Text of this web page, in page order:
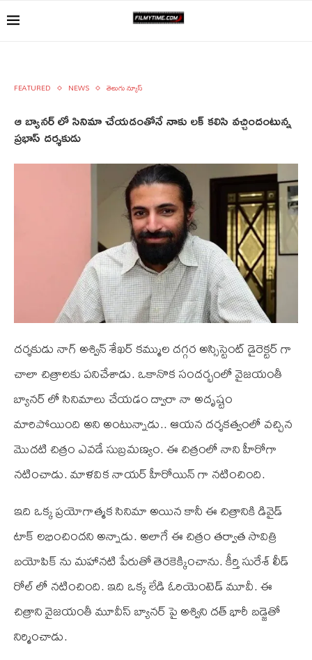
FEATURED NEWS తెలుగు న్యూస్
ఆ బ్యానర్ లో సినిమా చేయడంతోనే నాకు లక్ కలిసి వచ్చిందంటున్న
ప్రభాస్ దర్శకుడు
దర్శకుడు నాగ్ అశ్విన్ శేఖర్ కమ్ముల దగ్గర అస్సిస్టెంట్ డైరెక్టర్ గా
చాలా చిత్రాలకు పనిచేశాడు. ఒకానొక సందర్భంలో వైజయంతీ
బ్యానర్ లో సినిమాలు చేయడం ద్వారా నా అదృష్టం
మారిపోయింది అని అంటున్నాడు.. ఆయన దర్శకత్వంలో వచ్చిన
మొదటి చిత్రం ఎవడే సుబ్రమణ్యం. ఈ చిత్రంలో నాని హీరోగా
నటించాడు. మాళవిక నాయర్ హీరోయిన్ గా నటించింది.
ఇది ఒక్క ప్రయోగాత్మక సినిమా అయిన కానీ ఈ చిత్రానికి డివైడ్
టాక్ లభించిందని అన్నాడు. అలాగే ఈ చిత్రం తర్వాత సావిత్రి
బయోపిక్ ను మహానటి పేరుతో తెరకెక్కించాను. కీర్తి సురేశ్ లీడ్
రోల్ లో నటించింది. ఇది ఒక్క లేడి ఓరియెంటెడ్ మూవీ. ఈ
చిత్రాని వైజయంతీ మూవీస్ బ్యానర్ పై అశ్విని దత్ భారీ బడ్జెతో
నిర్మించాడు.